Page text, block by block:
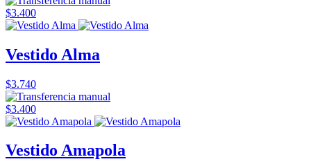
$3.400
Vestido Alma
$3.740
$3.400
Vestido Amapola